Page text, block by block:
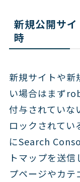
新規公開サ
時
新規サイトや新
い場合はまず
付与されていな
ロックされてい
にSearch
トマップを送
プページやカ